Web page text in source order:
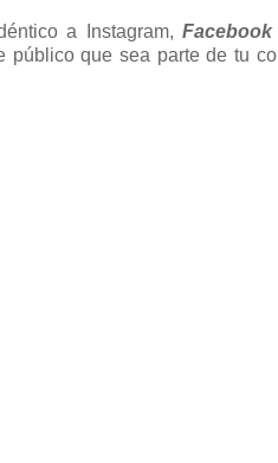
a Instagram,Facebook
público que sea parte de tu